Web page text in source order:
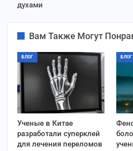
духами
Вам Также Могут
БЛОГ
Ученые в Китае
разработали суперклей
для лечения переломов
БЛОГ